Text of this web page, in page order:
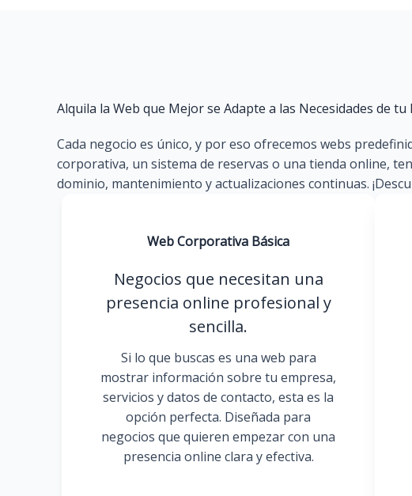
Alquila la Web que Mejor se Adapte a las Necesidades de tu
Cada negocio es único, y por eso ofrecemos webs
corporativa, un sistema de reservas o una tienda online,
dominio, mantenimiento y actualizaciones continuas.
Web Corporativa Básica
Negocios que necesitan una
presencia online profesional y
sencilla.
Si lo que buscas es una web para
mostrar información sobre tu empresa,
servicios y datos de contacto, esta es la
opción perfecta. Diseñada para
negocios que quieren empezar con una
presencia online clara y efectiva.